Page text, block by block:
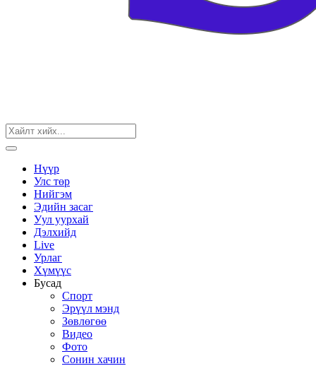
Нүүр
Улс төр
Нийгэм
Эдийн засаг
Уул уурхай
Дэлхийд
Live
Урлаг
Хүмүүс
Бусад
Спорт
Эрүүл мэнд
Зөвлөгөө
Видео
Фото
Сонин хачин